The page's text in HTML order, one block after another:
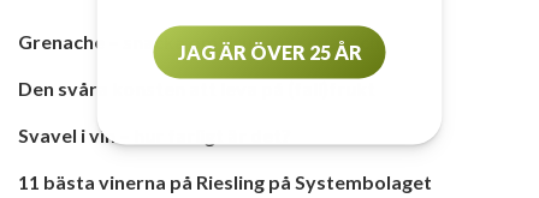
Grenache – snacka om druvans revansch
Den svåra konsten att leva på (fall)frukt
Svavel i vin – hur farligt är det?
11 bästa vinerna på Riesling på Systembolaget
JAG ÄR ÖVER 25 ÅR